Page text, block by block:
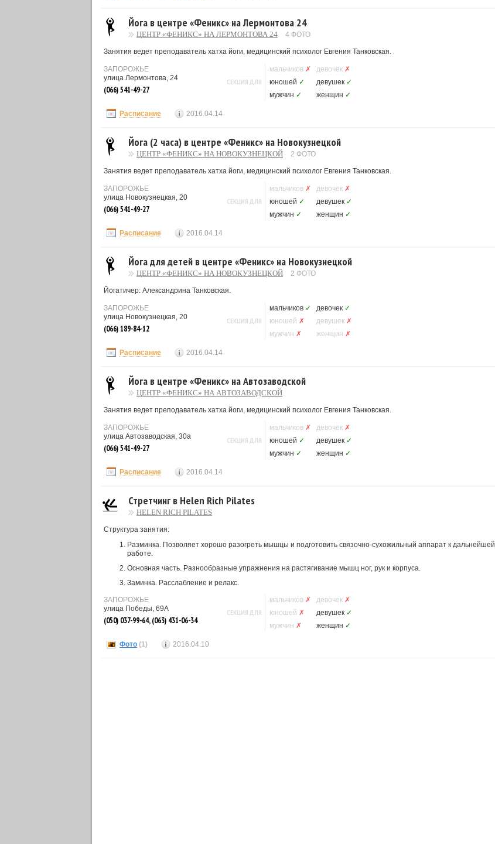
Йога в центре «Феникс» на Лермонтова 24
ЦЕНТР «ФЕНИКС» НА ЛЕРМОНТОВА 24 4 ФОТО
Занятия ведет преподаватель хатха йоги, медицинский психолог Евгения Танковская.
ЗАПОРОЖЬЕ
улица Лермонтова, 24
(066) 541-49-27
СЕКЦИЯ ДЛЯ
мальчиков ✗ девочек ✗
юношей ✓ девушек ✓
мужчин ✓ женщин ✓
Расписание 2016.04.14
Йога (2 часа) в центре «Феникс» на Новокузнецкой
ЦЕНТР «ФЕНИКС» НА НОВОКУЗНЕЦКОЙ 2 ФОТО
Занятия ведет преподаватель хатха йоги, медицинский психолог Евгения Танковская.
ЗАПОРОЖЬЕ
улица Новокузнецкая, 20
(066) 541-49-27
СЕКЦИЯ ДЛЯ
мальчиков ✗ девочек ✗
юношей ✓ девушек ✓
мужчин ✓ женщин ✓
Расписание 2016.04.14
Йога для детей в центре «Феникс» на Новокузнецкой
ЦЕНТР «ФЕНИКС» НА НОВОКУЗНЕЦКОЙ 2 ФОТО
Йогатичер: Александрина Танковская.
ЗАПОРОЖЬЕ
улица Новокузнецкая, 20
(066) 189-84-12
СЕКЦИЯ ДЛЯ
мальчиков ✓ девочек ✓
юношей ✗ девушек ✗
мужчин ✗ женщин ✗
Расписание 2016.04.14
Йога в центре «Феникс» на Автозаводской
ЦЕНТР «ФЕНИКС» НА АВТОЗАВОДСКОЙ
Занятия ведет преподаватель хатха йоги, медицинский психолог Евгения Танковская.
ЗАПОРОЖЬЕ
улица Автозаводская, 30а
(066) 541-49-27
СЕКЦИЯ ДЛЯ
мальчиков ✗ девочек ✗
юношей ✓ девушек ✓
мужчин ✓ женщин ✓
Расписание 2016.04.14
Стретчинг в Helen Rich Pilates
HELEN RICH PILATES
Структура занятия:
Разминка. Позволяет хорошо разогреть мышцы и подготовить связочно-сухожильный аппарат к дальнейшей
работе.
Основная часть. Разнообразные упражнения на растягивание мышц ног, рук и корпуса.
Заминка. Расслабление и релакс.
ЗАПОРОЖЬЕ
улица Победы, 69А
(050) 037-99-64, (063) 431-06-34
СЕКЦИЯ ДЛЯ
мальчиков ✗ девочек ✗
юношей ✗ девушек ✓
мужчин ✗ женщин ✓
Фото (1) 2016.04.10